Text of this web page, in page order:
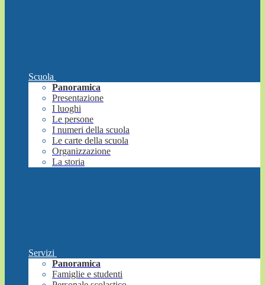
Scuola
Panoramica
Presentazione
I luoghi
Le persone
I numeri della scuola
Le carte della scuola
Organizzazione
La storia
Servizi
Panoramica
Famiglie e studenti